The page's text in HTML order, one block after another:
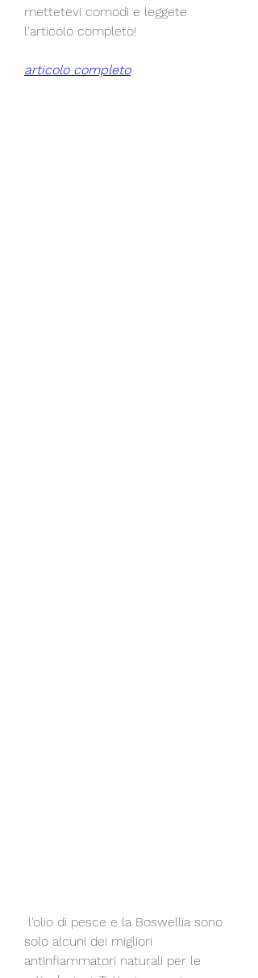
mettetevi comodi e leggete
l'articolo completo!
articolo completo
solo alcuni dei migliori
antinfiammatori naturali per le